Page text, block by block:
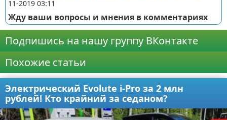
11-2019 03:11
Жду ваши вопросы и мнения в комментариях
Подпишись на нашу группу ВКонтакте
Похожие статьи
Электрический Evolute i-Pro за 2 млн
рублей! Кто крайний за седаном?